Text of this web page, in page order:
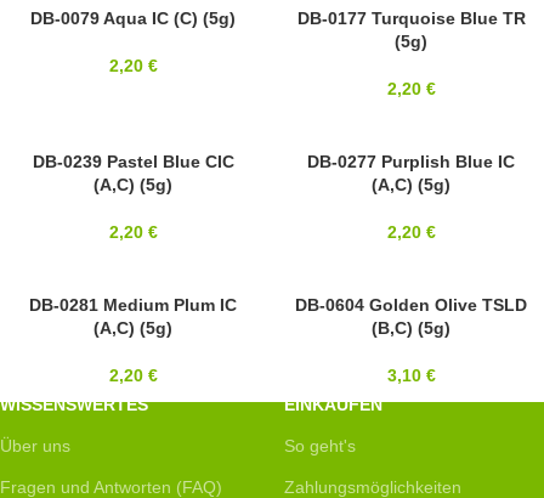
11/0DB-0079 Aqua IC (C) (5g)
2,20 €
11/0
DB-0177 Turquoise Blue TR
(5g)
2,20 €
11/0DB-0239 Pastel Blue CIC
(A,C) (5g)
2,20 €
11/0DB-0277 Purplish Blue IC
(A,C) (5g)
2,20 €
SOLD OUT
DB-0281 Medium Plum IC
(A,C) (5g)
2,20 €
11/0
DB-0604 Golden Olive TSLD
(B,C) (5g)
3,10 €
WISSENSWERTES
Über uns
Fragen und Antworten (FAQ)
EINKAUFEN
So geht's
Zahlungsmöglichkeiten